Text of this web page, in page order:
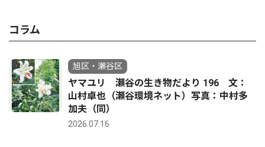
コラム
旭区・瀬谷区
ヤマユリ 瀬谷の生き物だより 196 文：
山村卓也（瀬谷環境ネット）写真：中村多
加夫（同）
2026.07.16